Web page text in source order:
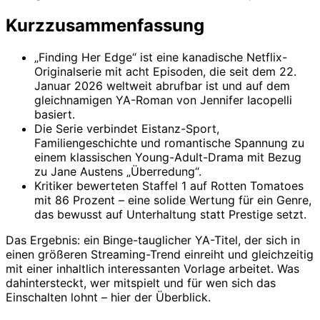
Kurzzusammenfassung
„Finding Her Edge“ ist eine kanadische Netflix-
Originalserie mit acht Episoden, die seit dem 22.
Januar 2026 weltweit abrufbar ist und auf dem
gleichnamigen YA-Roman von Jennifer Iacopelli
basiert.
Die Serie verbindet Eistanz-Sport,
Familiengeschichte und romantische Spannung zu
einem klassischen Young-Adult-Drama mit Bezug
zu Jane Austens „Überredung“.
Kritiker bewerteten Staffel 1 auf Rotten Tomatoes
mit 86 Prozent – eine solide Wertung für ein Genre,
das bewusst auf Unterhaltung statt Prestige setzt.
Das Ergebnis: ein Binge-tauglicher YA-Titel, der sich in
einen größeren Streaming-Trend einreiht und gleichzeitig
mit einer inhaltlich interessanten Vorlage arbeitet. Was
dahintersteckt, wer mitspielt und für wen sich das
Einschalten lohnt – hier der Überblick.